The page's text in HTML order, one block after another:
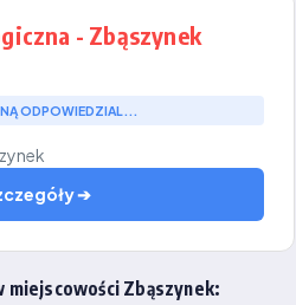
- Zbąszynek
ODPOWIEDZIAL...
➔
miejscowości Zbąszynek: